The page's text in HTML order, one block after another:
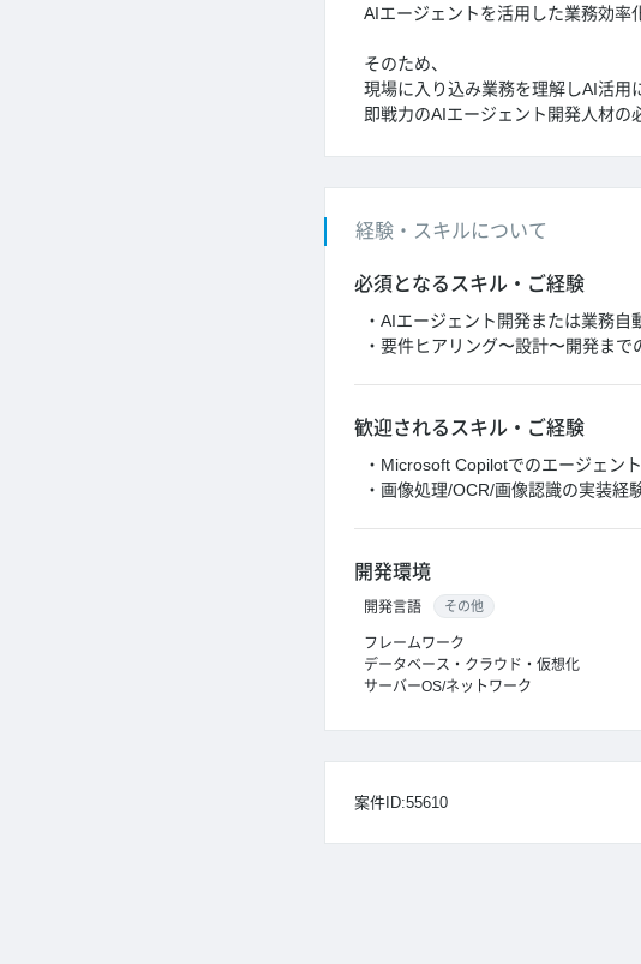
AIエージェントを活用した業務効率
そのため、
現場に入り込み業務を理解しAI活用
即戦力のAIエージェント開発人材の
経験・スキルについて
必須となるスキル・ご経験
・AIエージェント開発または業務自
・要件ヒアリング〜設計〜開発まで
歓迎されるスキル・ご経験
・Microsoft Copilotでのエージェン
・画像処理/OCR/画像認識の実装経
開発環境
開発言語 その他
フレームワーク
データベース・クラウド・仮想化
サーバーOS/ネットワーク
案件ID:55610